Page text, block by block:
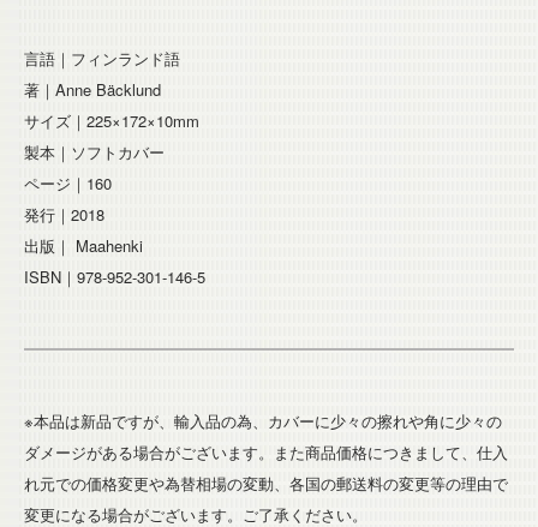
言語｜フィンランド語
著｜Anne Bäcklund
サイズ｜225×172×10mm
製本｜ソフトカバー
ページ｜160
発行｜2018
出版｜ Maahenki
ISBN｜978-952-301-146-5
※本品は新品ですが、輸入品の為、カバーに少々の擦れや角に少々の
ダメージがある場合がございます。また商品価格につきまして、仕入
れ元での価格変更や為替相場の変動、各国の郵送料の変更等の理由で
変更になる場合がございます。ご了承ください。